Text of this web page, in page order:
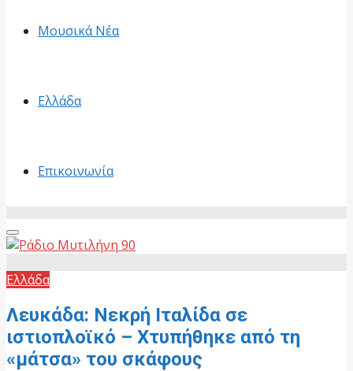
Μουσικά Νέα
Ελλάδα
Επικοινωνία
Primary
Menu
Ελλάδα
Λευκάδα: Νεκρή Ιταλίδα σε
ιστιοπλοϊκό – Χτυπήθηκε από τη
«μάτσα» του σκάφους